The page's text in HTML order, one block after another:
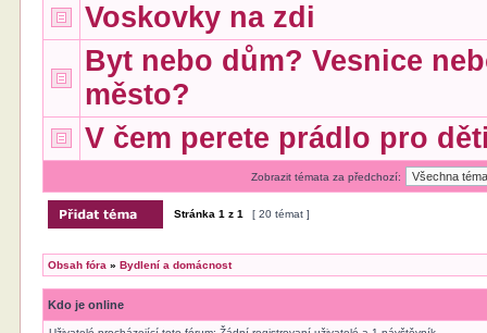
Voskovky na zdi
Byt nebo dům? Vesnice
město?
V čem perete prádlo pro
Zobrazit témata za předchozí:
Stránka1 z1 [ 20 témat ]
Obsah fóra »Bydlení a domácnost
Kdo je online